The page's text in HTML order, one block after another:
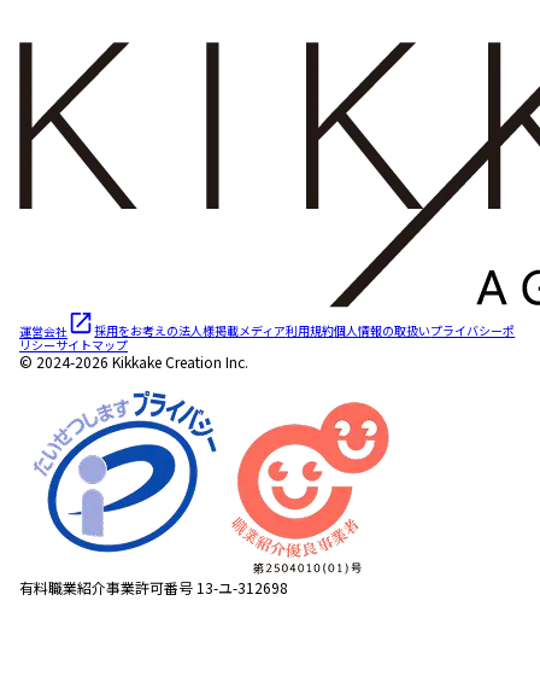
運営会社 採用をお考えの法人様掲載メディア利用規約個人情報の取扱いプライバシーポ
リシーサイトマップ
© 2024-2026 Kikkake Creation Inc.
有料職業紹介事業許可番号 13-ユ-312698